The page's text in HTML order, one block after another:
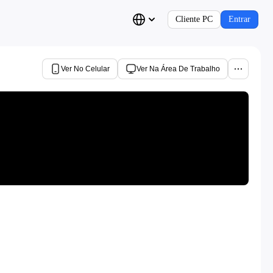
Cliente PC Entrar
Ver No Celular Ver Na Área De Trabalho